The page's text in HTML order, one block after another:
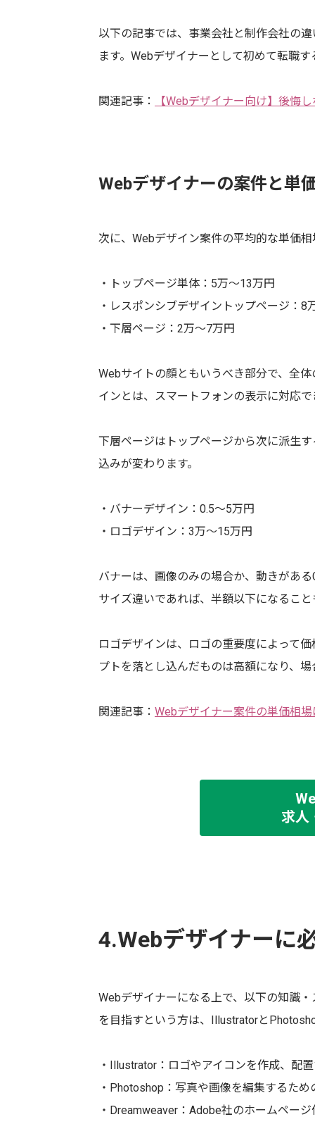
以下の記事では、事業会社と制作会社の
ます。Webデザイナーとして初めて転職
関連記事： 【Webデザイナー向け】後悔
Webデザイナーの案件と単
次に、Webデザイン案件の平均的な単価
・トップページ単体：5万〜13万円
・レスポンシブデザイントップページ：8
・下層ページ：2万〜7万円
Webサイトの顔ともいうべき部分で、全
インとは、スマートフォンの表示に対応
下層ページはトップページから次に派生
込みが変わります。
・バナーデザイン：0.5〜5万円
・ロゴデザイン：3万〜15万円
バナーは、画像のみの場合か、動きがあ
サイズ違いであれば、半額以下になること
ロゴデザインは、ロゴの重要度によって
プトを落とし込んだものは高額になり、
関連記事： Webデザイナー案件の単価相
求人
4.Webデザイナーに
Webデザイナーになる上で、以下の知識
を目指すという方は、Illustratorと
・Illustrator：ロゴやアイコンを作成、配
・Photoshop：写真や画像を編集するため
・Dreamweaver：Adobe社のホームペー